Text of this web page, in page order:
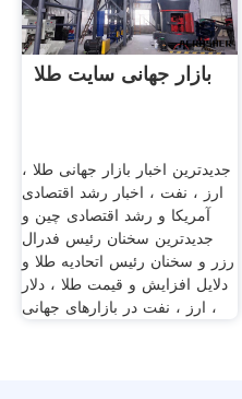
بازار جهانی سایت طلا
جدیدترین اخبار بازار جهانی طلا ،
ارز ، نفت ، اخبار رشد اقتصادی
آمریکا و رشد اقتصادی چین و
جدیدترین سخنان رئیس فدرال
رزر و سخنان رئیس اتحادیه طلا و
دلایل افزایش و قیمت طلا ، دلار
، ارز ، نفت در بازارهای جهانی